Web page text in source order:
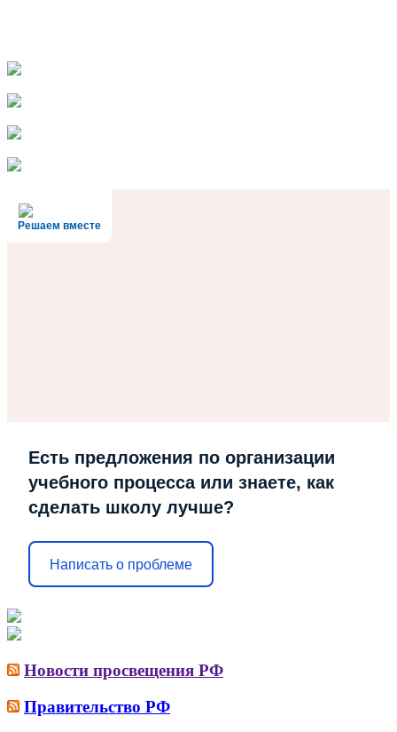
Решаем вместе
Есть предложения по организации
учебного процесса или знаете, как
сделать школу лучше?
Написать о проблеме
Новости просвещения РФ
Правительство РФ